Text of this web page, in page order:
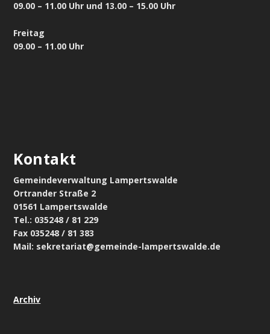
09.00 – 11.00 Uhr und 13.00 – 15.00 Uhr
Freitag
09.00 – 11.00 Uhr
Kontakt
Gemeindeverwaltung Lampertswalde
Ortrander Straße 2
01561 Lampertswalde
Tel.: 035248 / 81 229
Fax 035248 / 81 383
Mail: sekretariat@gemeinde-lampertswalde.de
Archiv